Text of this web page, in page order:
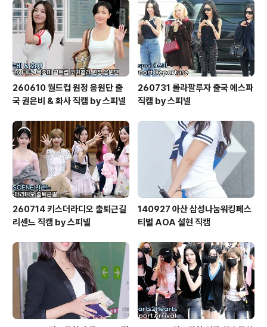
260610 월드컵 원정 응원단 출
국 권은비 & 화사 직캠 by 스피넬
260731 롤라팔루자 출국 에스파
직캠 by 스피넬
260714 키스더라디오 출퇴근길
리센느 직캠 by 스피넬
140927 아산 삼성나눔워킹페스
티벌 AOA 설현 직캠